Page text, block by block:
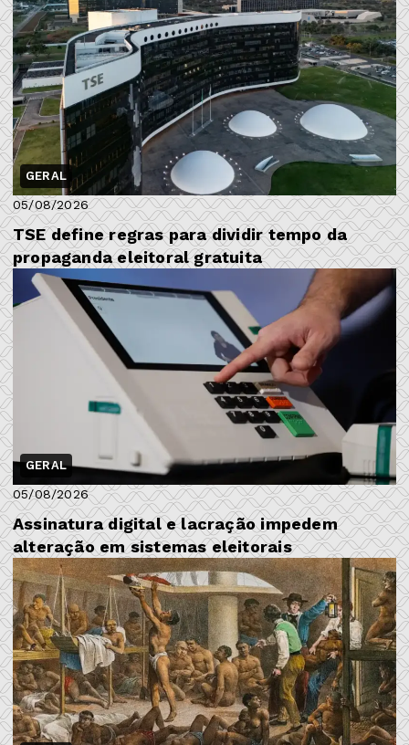
GERAL
05/08/2026
TSE define regras para dividir tempo da
propaganda eleitoral gratuita
GERAL
05/08/2026
Assinatura digital e lacração impedem
alteração em sistemas eleitorais